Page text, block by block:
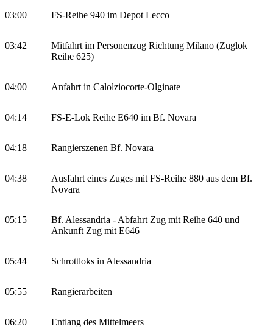
03:00 FS-Reihe 940 im Depot Lecco
03:42
Mitfahrt im Personenzug Richtung Milano (Zuglok
Reihe 625)
04:00 Anfahrt in Calolziocorte-Olginate
04:14 FS-E-Lok Reihe E640 im Bf. Novara
04:18 Rangierszenen Bf. Novara
04:38
Ausfahrt eines Zuges mit FS-Reihe 880 aus dem Bf.
Novara
05:15
Bf. Alessandria - Abfahrt Zug mit Reihe 640 und
Ankunft Zug mit E646
05:44 Schrottloks in Alessandria
05:55 Rangierarbeiten
06:20 Entlang des Mittelmeers